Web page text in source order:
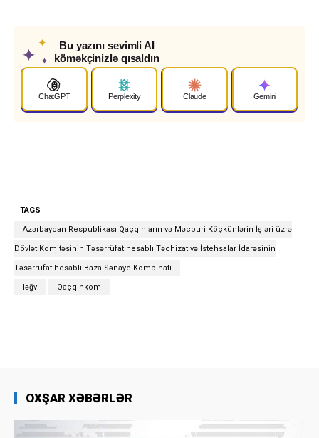
✦
✦
✦
Bu yazını sevimli AI
köməkçinizlə qısaldın
ChatGPT Perplexity Claude Gemini
TAGS
Azərbaycan Respublikası Qaçqınların və Məcburi Köçkünlərin İşləri üzrə
Dövlət Komitəsinin Təsərrüfat hesablı Təchizat və İstehsalar İdarəsinin
Təsərrüfat hesablı Baza Sənaye Kombinatı
ləğv Qaçqınkom
OXŞAR XƏBƏRLƏR